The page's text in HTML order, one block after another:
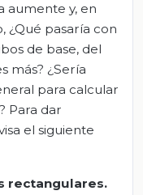
aumente y, en
¿Qué pasaría con
de base, del
más? ¿Sería
para calcular
Para dar
el siguiente
rectangulares.